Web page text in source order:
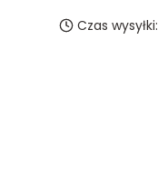
Czas wysyłki: